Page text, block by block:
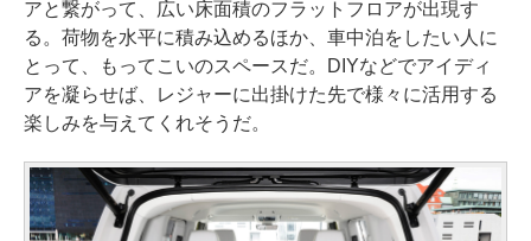
アと繋がって、広い床面積のフラットフロアが出現す
る。荷物を水平に積み込めるほか、車中泊をしたい人に
とって、もってこいのスペースだ。DIYなどでアイディ
アを凝らせば、レジャーに出掛けた先で様々に活用する
楽しみを与えてくれそうだ。